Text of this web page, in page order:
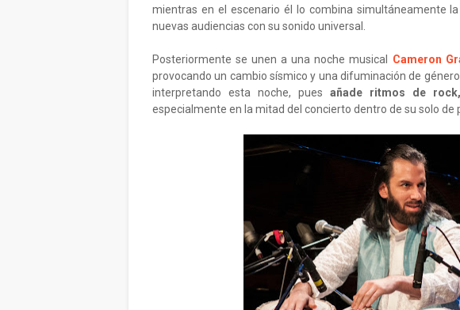
mientras en el escenario él lo combina simultáneamente
nuevas audiencias con su sonido universal.
Posteriormente se unen a una noche musical Cameron
provocando un cambio sísmico y una difuminación de
interpretando esta noche, pues añade ritmos de
especialmente en la mitad del concierto dentro de su solo de